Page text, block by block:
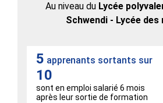
Au niveau du Lycée
Schwendi - Lycée
5 apprenants sortants sur
10
sont en emploi salarié 6 mois
après leur sortie de formation